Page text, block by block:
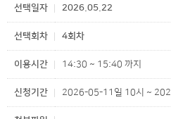
선택일자 2026.05.22
선택회차 4회차
이용시간 14:30 ~ 15:40 까지
신청기간 2026-05-11일 10시 ~